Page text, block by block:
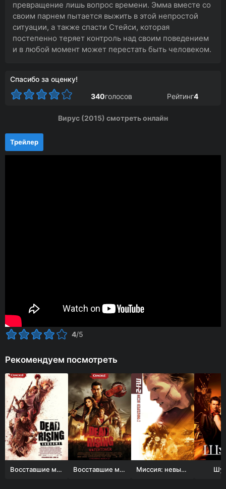
превращение лишь вопрос времени. Эмма вместе со
своим парнем пытается выжить в этой непростой
ситуации, а также спасти Стейси, которая
постепенно теряет контроль над своим поведением
и в любой момент может перестать быть человеком.
Спасибо за оценку!
340голосов Рейтинг4
Вирус (2015) смотреть онлайн
Трейлер
4/5
Рекомендуем посмотреть
Восставшие мертвецы: Конец игры Восставшие мертвецы Миссия: невыполнима 2